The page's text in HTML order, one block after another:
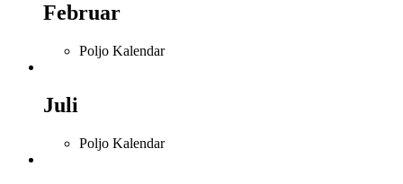
Februar
Poljo Kalendar
Juli
Poljo Kalendar